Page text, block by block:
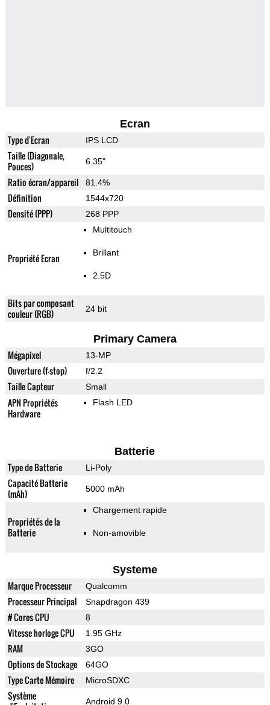
Ecran
Type d'Ecran IPS LCD
Taille (Diagonale,
Pouces)
6.35"
Ratio écran/appareil 81.4%
Définition 1544x720
Densité (PPP) 268 PPP
Propriété Ecran
Multitouch
Brillant
2.5D
Bits par composant
couleur (RGB)
24 bit
Primary Camera
Mégapixel 13-MP
Ouverture (f-stop) f/2.2
Taille Capteur Small
APN Propriétés
Hardware
Flash LED
Batterie
Type de Batterie Li-Poly
Capacité Batterie
(mAh)
5000 mAh
Propriétés de la
Batterie
Chargement rapide
Non-amovible
Systeme
Marque Processeur Qualcomm
Processeur Principal Snapdragon 439
# Cores CPU 8
Vitesse horloge CPU 1.95 GHz
RAM 3GO
Options de Stockage 64GO
Type Carte Mémoire MicroSDXC
Système
Android 9.0